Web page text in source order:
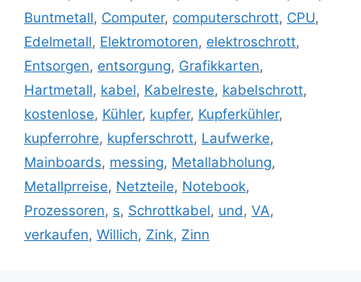
Buntmetall, Computer, computerschrott, CPU,
Edelmetall, Elektromotoren, elektroschrott,
Entsorgen, entsorgung, Grafikkarten,
Hartmetall, kabel, Kabelreste, kabelschrott,
kostenlose, Kühler, kupfer, Kupferkühler,
kupferrohre, kupferschrott, Laufwerke,
Mainboards, messing, Metallabholung,
Metallprreise, Netzteile, Notebook,
Prozessoren, s, Schrottkabel, und , VA,
verkaufen, Willich, Zink, Zinn